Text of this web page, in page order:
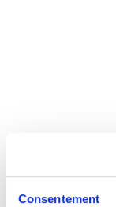
Consentement